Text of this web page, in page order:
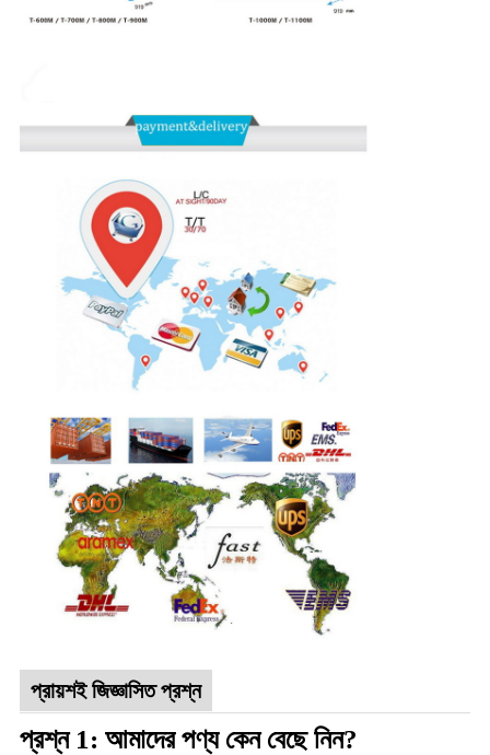
প্রায়শই জিজ্ঞাসিত প্রশ্ন
প্রশ্ন 1: আমাদের পণ্য কেন বেছে নিন?